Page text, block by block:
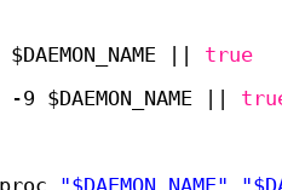
|| true
||
"$DAEMON_NAME"